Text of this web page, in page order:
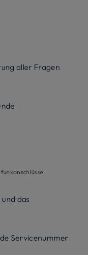
aller Fragen
das
Servicenummer